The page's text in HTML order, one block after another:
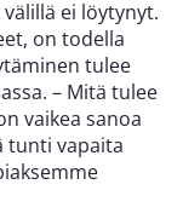
ei löytynyt.
on todella
tulee
– Mitä tulee
vaikea sanoa
tunti vapaita